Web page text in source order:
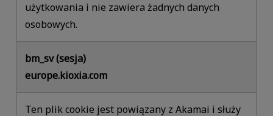
użytkowania i nie zawiera żadnych danych
osobowych.
bm_sv (sesja)
europe.kioxia.com
Ten plik cookie jest powiązany z Akamai i służy